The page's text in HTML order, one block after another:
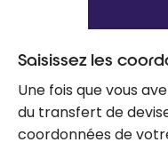
Saisissez les
Une fois que vous
du transfert de
coordonnées de